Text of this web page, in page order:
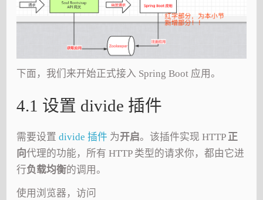
下面，我们来开始正式接入 Spring Boot 应用。
4.1 设置 divide 插件
需要设置divide 插件 为开启。该插件实现 HTTP 正
向代理的功能，所有 HTTP 类型的请求你，都由它进
行负载均衡的调用。
使用浏览器，访问